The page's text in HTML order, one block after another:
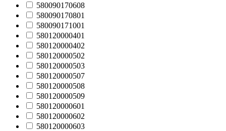
580090170608
580090170801
580090171001
580120000401
580120000402
580120000502
580120000503
580120000507
580120000508
580120000509
580120000601
580120000602
580120000603